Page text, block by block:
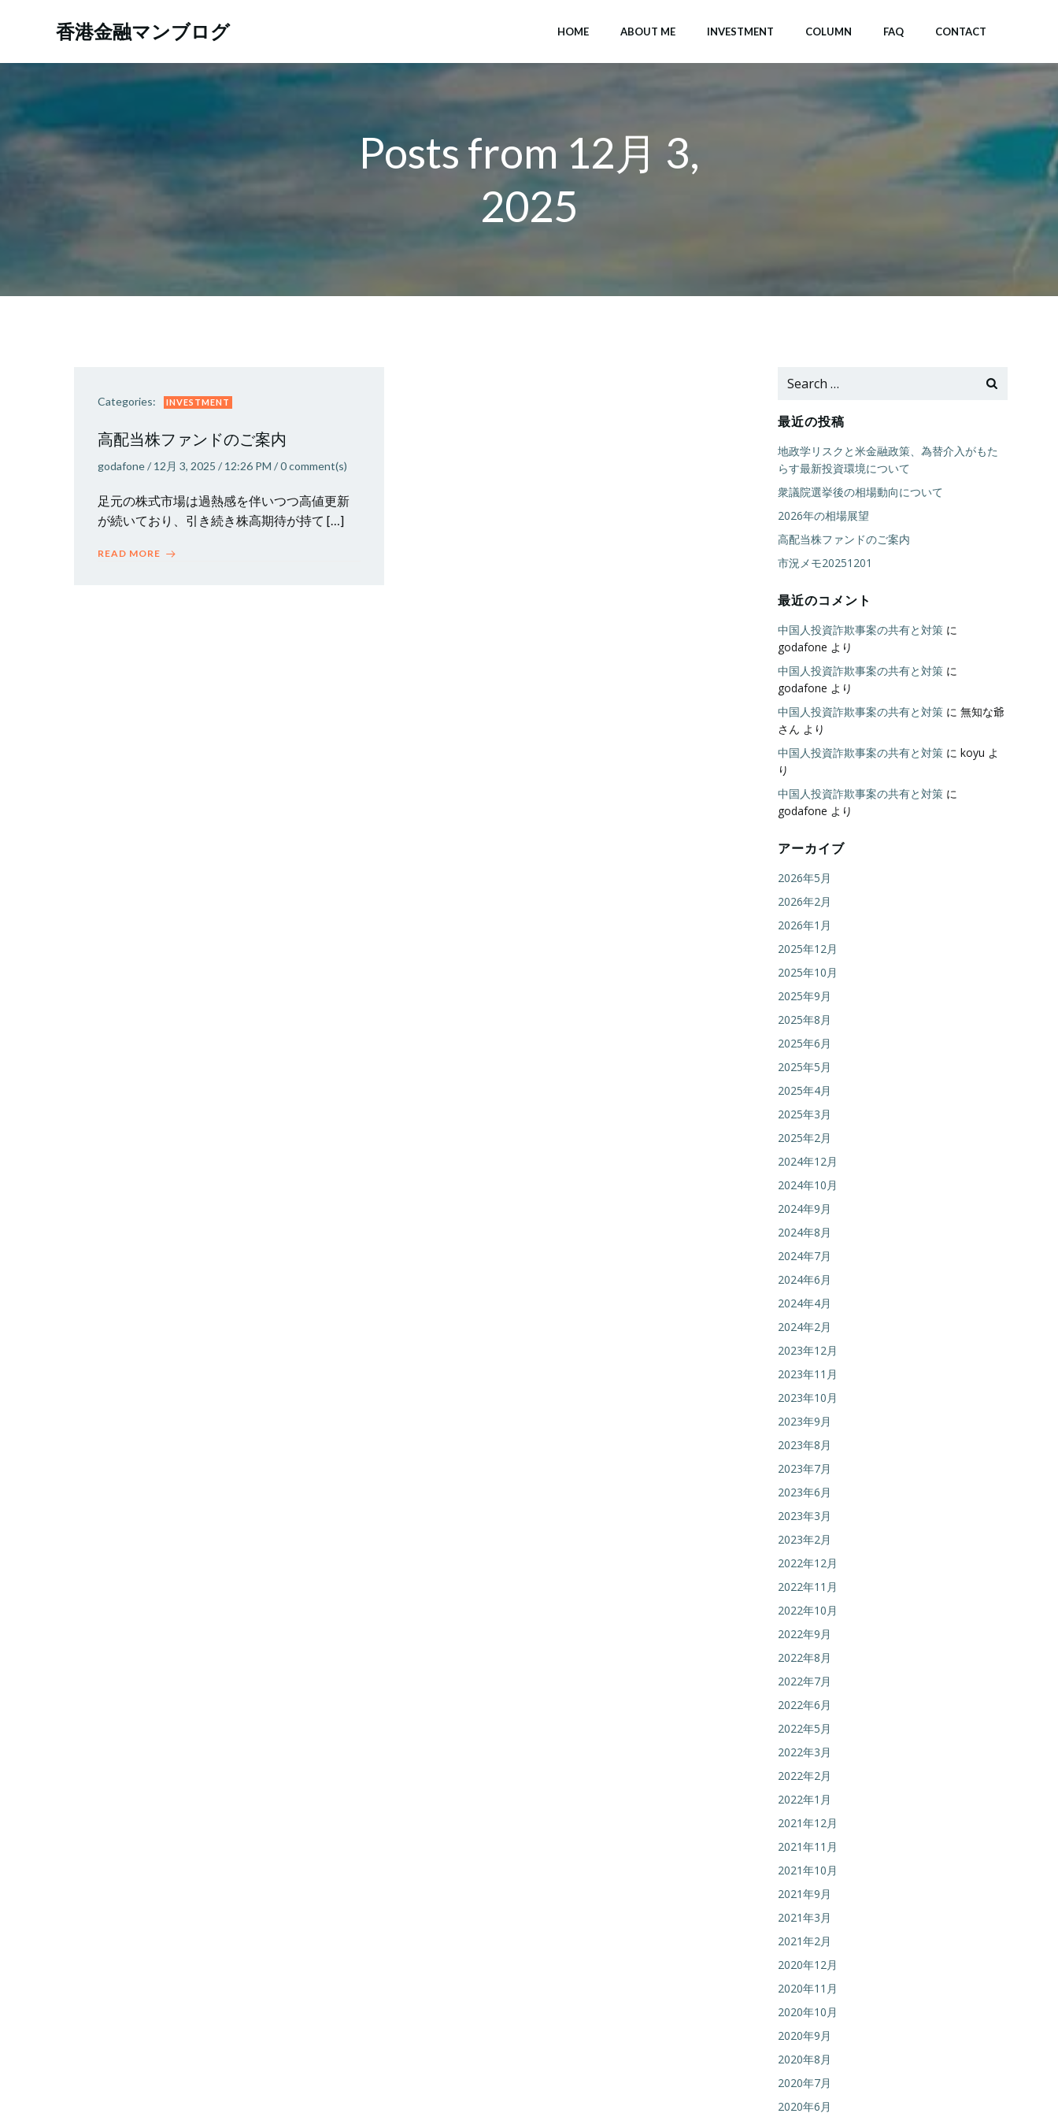
ン
キ
香港金融マンブログ HOME ABOUT ME INVESTMENT COLUMN FAQ CONTACT
Posts from 12月 3,
2025
Categories: INVESTMENT
高配当株ファンドのご案内
godafone/ 12月 3, 2025 / 12:26 PM /0comment(s)
足元の株式市場は過熱感を伴いつつ高値更新
が続いており、引き続き株高期待が持て […]
READ MORE
Search
最近の投稿
地政学リスクと米金融政策、為替介入がもた
らす最新投資環境について
衆議院選挙後の相場動向について
2026年の相場展望
高配当株ファンドのご案内
市況メモ20251201
最近のコメント
中国人投資詐欺事案の共有と対策 に
godafone より
中国人投資詐欺事案の共有と対策 に
godafone より
中国人投資詐欺事案の共有と対策 に 無知な爺
さん より
中国人投資詐欺事案の共有と対策 に koyu よ
り
中国人投資詐欺事案の共有と対策 に
godafone より
アーカイブ
2026年5月
2026年2月
2026年1月
2025年12月
2025年10月
2025年9月
2025年8月
2025年6月
2025年5月
2025年4月
2025年3月
2025年2月
2024年12月
2024年10月
2024年9月
2024年8月
2024年7月
2024年6月
2024年4月
2024年2月
2023年12月
2023年11月
2023年10月
2023年9月
2023年8月
2023年7月
2023年6月
2023年3月
2023年2月
2022年12月
2022年11月
2022年10月
2022年9月
2022年8月
2022年7月
2022年6月
2022年5月
2022年3月
2022年2月
2022年1月
2021年12月
2021年11月
2021年10月
2021年9月
2021年3月
2021年2月
2020年12月
2020年11月
2020年10月
2020年9月
2020年8月
2020年7月
2020年6月